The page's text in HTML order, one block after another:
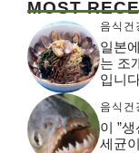
MOST
음식건
일본
는 조
입니
음식건
이 ”
세균